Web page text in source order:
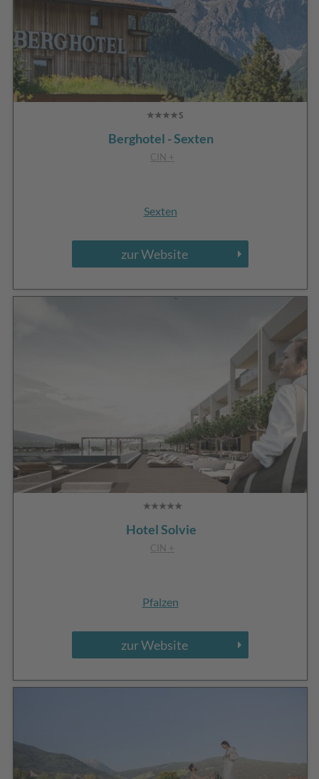
Berghotel - Sexten
CIN +
Sexten
zur Website
Hotel Solvie
CIN +
Pfalzen
zur Website